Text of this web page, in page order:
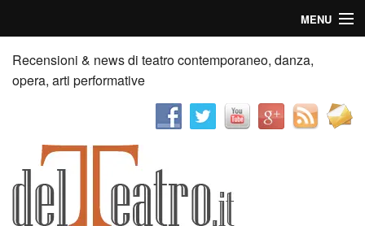
MENU
Home
Recensioni
News
Palazzi consiglia
Recensioni & news di teatro contemporaneo, danza,
opera, arti performative